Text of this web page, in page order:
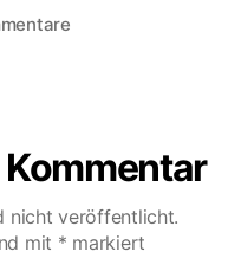
zu
at
11.04.45
(2)
nicht veröffentlicht.
mit * markiert